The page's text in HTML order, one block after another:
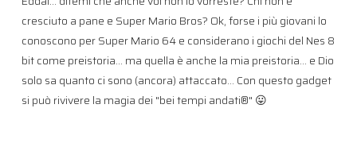
cresciuto a pane e Super Mario Bros? Ok, forse i più giovani lo
conoscono per Super Mario 64 e considerano i giochi del Nes 8
bit come preistoria… ma quella è anche la mia preistoria… e Dio
solo sa quanto ci sono (ancora) attaccato… Con questo gadget
si può rivivere la magia dei "bei tempi andati®" 😛